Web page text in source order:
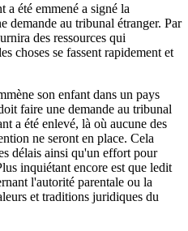
a été emmené a signé la
demande au tribunal étranger. Par
des ressources qui
choses se fassent rapidement et
son enfant dans un pays
faire une demande au tribunal
a été enlevé, là où aucune des
ne seront en place. Cela
délais ainsi qu'un effort pour
inquiétant encore est que ledit
l'autorité parentale ou la
et traditions juridiques du